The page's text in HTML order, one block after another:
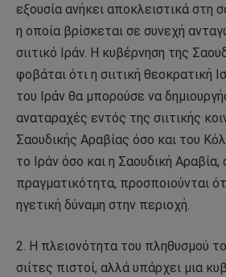
εξουσία ανήκει αποκλειστικά στη
η οποία βρίσκεται σε συνεχή
σιιτικό Ιράν. Η κυβέρνηση της
φοβάται ότι η σιιτική θεοκρατική
του Ιράν θα μπορούσε να
αναταραχές εντός της σιιτικής
Σαουδικής Αραβίας όσο και του
το Ιράν όσο και η Σαουδική Αραβία,
πραγματικότητα, προσποιούνται
ηγετική δύναμη στην περιοχή.
2. Η πλειονότητα του πληθυσμού
σιίτες πιστοί, αλλά υπάρχει μια